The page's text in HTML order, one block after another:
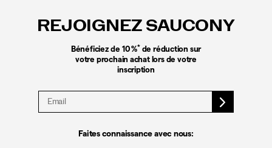
REJOIGNEZ SAUCONY
Bénéficiez de 10 %*de réduction sur
votre prochain achat lors de votre
inscription
Faites connaissance avec nous: